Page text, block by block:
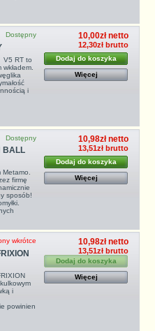
Dostępny
V5 RT to
i
10,00zł netto
12,30zł brutto
Dodaj do koszyka
Więcej
Dostępny
BALL
Metamo.
firmę
sposób!
10,98zł netto
13,51zł brutto
Dodaj do koszyka
Więcej
wkrótce
i
powinien
10,98zł netto
13,51zł brutto
Dodaj do koszyka
Więcej